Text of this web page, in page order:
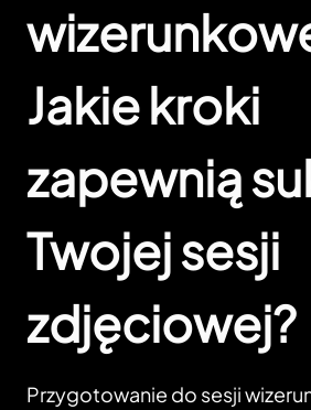
Jakie kroki
zapewnią
Twojej sesji
zdjęciowej?
Przygotowanie do sesji